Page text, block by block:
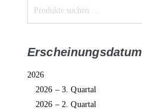
Erscheinungsdatum
2026
2026 – 3. Quartal
2026 – 2. Quartal